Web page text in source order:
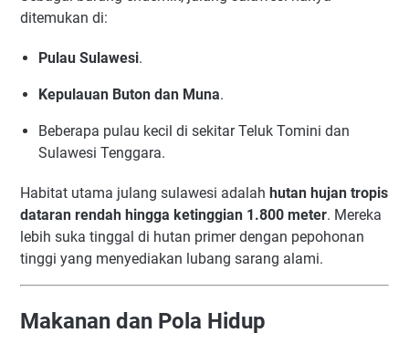
ditemukan di:
Pulau Sulawesi.
Kepulauan Buton dan Muna.
Beberapa pulau kecil di sekitar Teluk Tomini dan
Sulawesi Tenggara.
Habitat utama julang sulawesi adalah hutan hujan tropis
dataran rendah hingga ketinggian 1.800 meter. Mereka
lebih suka tinggal di hutan primer dengan pepohonan
tinggi yang menyediakan lubang sarang alami.
Makanan dan Pola Hidup